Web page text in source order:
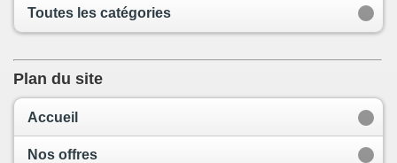
Toutes les catégories
Plan du site
Accueil
Nos offres